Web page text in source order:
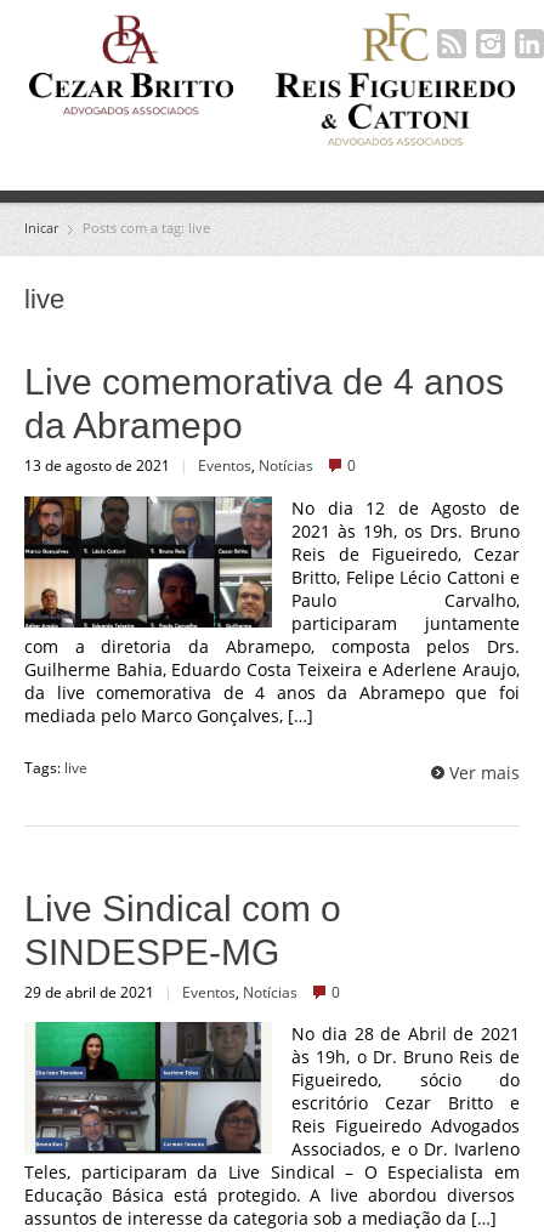
Inicar Posts com a tag: live
live
Live comemorativa de 4 anos
da Abramepo
13 de agosto de 2021 | Eventos Notícias 0
No dia 12 de Agosto de
2021 às 19h, os Drs. Bruno
Reis de Figueiredo, Cezar
Britto, Felipe Lécio Cattoni e
Paulo Carvalho,
participaram juntamente
com a diretoria da Abramepo, composta pelos Drs.
Guilherme Bahia, Eduardo Costa Teixeira e Aderlene Araujo,
da live comemorativa de 4 anos da Abramepo que foi
mediada pelo Marco Gonçalves, […]
Tags: live Ver mais
Live Sindical com o
SINDESPE-MG
29 de abril de 2021 | Eventos Notícias 0
No dia 28 de Abril de 2021
às 19h, o Dr. Bruno Reis de
Figueiredo, sócio do
escritório Cezar Britto e
Reis Figueiredo Advogados
Associados, e o Dr. Ivarleno
Teles, participaram da Live Sindical – O Especialista em
Educação Básica está protegido. A live abordou diversos
assuntos de interesse da categoria sob a mediação da […]